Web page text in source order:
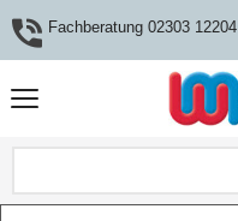
Fachberatung 02303 12204